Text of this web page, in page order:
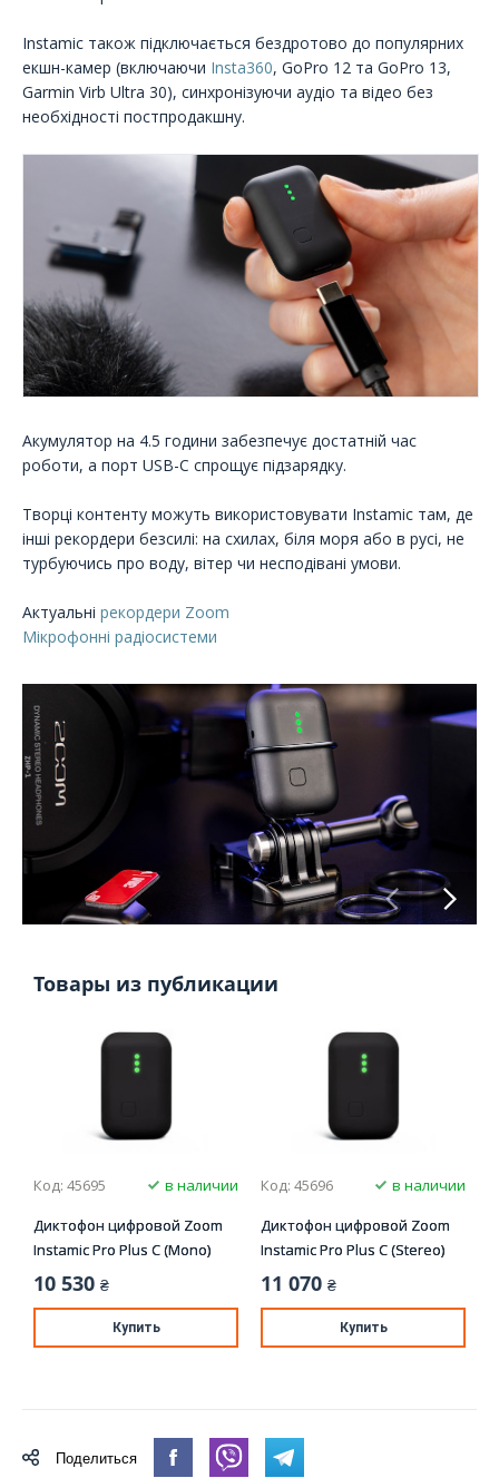
Instamic також підключається бездротово до популярних
екшн-камер (включаючи Insta360, GoPro 12 та GoPro 13,
Garmin Virb Ultra 30), синхронізуючи аудіо та відео без
необхідності постпродакшну.
Акумулятор на 4.5 години забезпечує достатній час
роботи, а порт USB-C спрощує підзарядку.
Творці контенту можуть використовувати Instamic там, де
інші рекордери безсилі: на схилах, біля моря або в русі, не
турбуючись про воду, вітер чи несподівані умови.
Актуальні рекордери Zoom
Мікрофонні радіосистеми
Товары из публикации
Код: 45695
в наличии
Диктофон цифровой Zoom
Instamic Pro Plus C (Mono)
10 530 ₴
Купить
Код: 45696
в наличии
Диктофон цифровой Zoom
Instamic Pro Plus C (Stereo)
11 070 ₴
Купить
Поделиться